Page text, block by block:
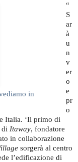
in
“
S
ar
à
u
n
v
er
o
e
pr
o
Italia. ‘Il primo di
di Itaway, fondatore
in collaborazione
sorgerà al centro
l’edificazione di